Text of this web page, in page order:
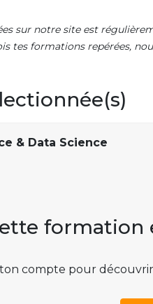
sur notre site est
tes formations repérées,
& Data Science
formation
compte pour